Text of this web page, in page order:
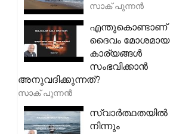
സാക് പുന്നൻ
എന്തുകൊണ്ടാണ്
ദൈവം മോശമായ
കാര്യങ്ങൾ
സംഭവിക്കാൻ
അനുവദിക്കുന്നത്?
സാക് പുന്നൻ
സ്വാർത്ഥതയിൽ
നിന്നും